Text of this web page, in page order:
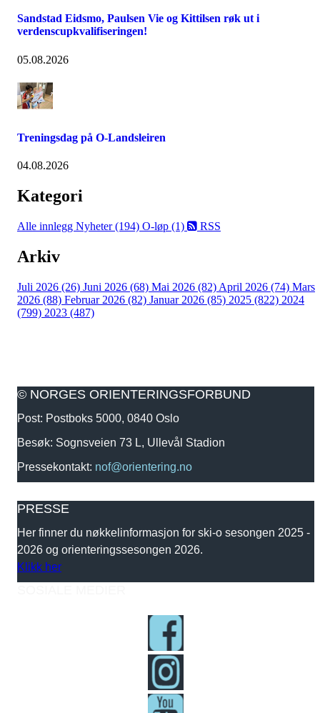
Sandstad Eidsmo, Paulsen Vie og Kittilsen røk ut i
verdenscupkvalifiseringen!
05.08.2026
Treningsdag på O-Landsleiren
04.08.2026
Kategori
Alle innlegg Nyheter (194) O-løp (1) RSS
Arkiv
Juli 2026 (26) Juni 2026 (68) Mai 2026 (82) April 2026 (74) Mars
2026 (88) Februar 2026 (82) Januar 2026 (85) 2025 (822) 2024
(799) 2023 (487)
© NORGES ORIENTERINGSFORBUND
Post: Postboks 5000, 0840 Oslo
Besøk: Sognsveien 73 L, Ullevål Stadion
Pressekontakt: nof@orientering.no
PRESSE
Her finner du nøkkelinformasjon for ski-o sesongen 2025 -
2026 og orienteringssesongen 2026.
Klikk her